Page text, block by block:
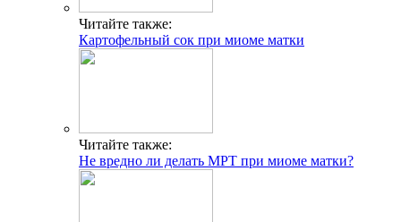
Читайте также:
Картофельный сок при миоме матки
Читайте также:
Не вредно ли делать МРТ при миоме матки?